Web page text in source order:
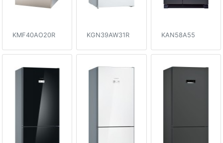
KMF40AO20R KGN39AW31R KAN58A55